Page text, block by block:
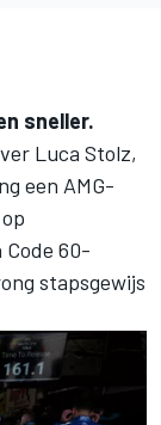
sneller.
Luca Stolz,
een AMG-
60-
stapsgewijs